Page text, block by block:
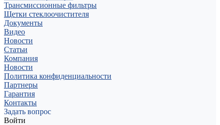
Трансмиссионные фильтры
Щетки стеклоочистителя
Документы
Видео
Новости
Статьи
Компания
Новости
Политика конфиденциальности
Партнеры
Гарантия
Контакты
Задать вопрос
Войти